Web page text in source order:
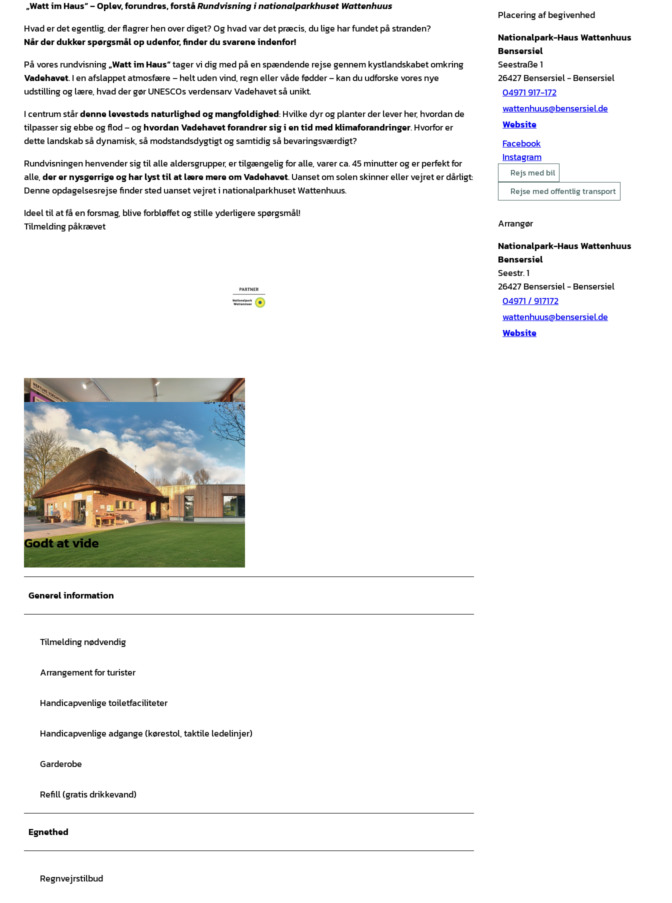
„Watt im Haus“ – Oplev, forundres, forståRundvisning i nationalparkhuset Wattenhuus
Hvad er det egentlig, der flagrer hen over diget? Og hvad var det præcis, du lige har fundet på stranden?
Når der dukker spørgsmål op udenfor, finder du svarene indenfor!
På vores rundvisning„Watt im Haus“tager vi dig med på en spændende rejse gennem kystlandskabet omkring
Vadehavet. I en afslappet atmosfære – helt uden vind, regn eller våde fødder – kan du udforske vores nye
udstilling og lære, hvad der gør UNESCOs verdensarv Vadehavet så unikt.
I centrum stårdenne levesteds naturlighed og mangfoldighed: Hvilke dyr og planter der lever her, hvordan de
tilpasser sig ebbe og flod – oghvordan Vadehavet forandrer sig i en tid med klimaforandringer. Hvorfor er
dette landskab så dynamisk, så modstandsdygtigt og samtidig så bevaringsværdigt?
Rundvisningen henvender sig til alle aldersgrupper, er tilgængelig for alle, varer ca. 45 minutter og er perfekt for
alle,der er nysgerrige og har lyst til at lære mere om Vadehavet. Uanset om solen skinner eller vejret er dårligt:
Denne opdagelsesrejse finder sted uanset vejret i nationalparkhuset Wattenhuus.
Ideel til at få en forsmag, blive forbløffet og stille yderligere spørgsmål!
Tilmelding påkrævet
© Nationalpark-Haus Wattenhuus Bensersiel | CC-BY-SA
Godt at vide
Generel information
Tilmelding nødvendig
Arrangement for turister
Handicapvenlige toiletfaciliteter
Handicapvenlige adgange (kørestol, taktile ledelinjer)
Garderobe
Refill (gratis drikkevand)
Egnethed
Regnvejrstilbud
Placering af begivenhed
Nationalpark-Haus Wattenhuus
Bensersiel
Seestraße 1
26427Bensersiel- Bensersiel
04971 917-172
wattenhuus@bensersiel.de
Website
Facebook
Instagram
Rejs med bil
Rejse med offentlig transport
Arrangør
Nationalpark-Haus Wattenhuus
Bensersiel
Seestr. 1
26427Bensersiel- Bensersiel
04971 / 917172
wattenhuus@bensersiel.de
Website